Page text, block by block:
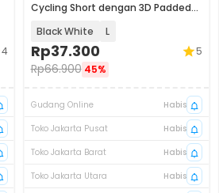
4
Cycling Short dengan 3D Padded
Black White L
Rp37.300
Rp66.900 45%
5
Gudang Online
Habis
Toko Jakarta Pusat
Habis
Toko Jakarta Barat
Habis
Toko Jakarta Utara
Habis